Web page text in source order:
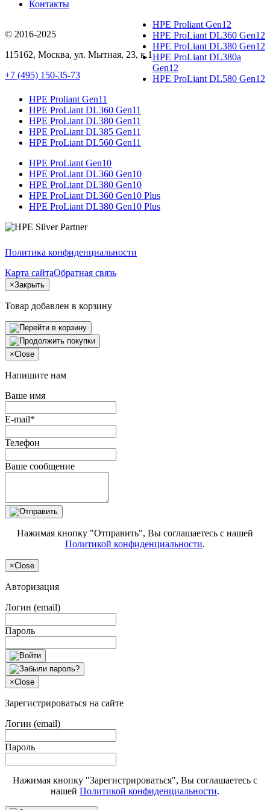
Контакты
© 2016-2025
115162, Москва, ул. Мытная, 23, к.1
+7 (495) 150-35-73
HPE Proliant Gen12
HPE ProLiant DL360 Gen12
HPE ProLiant DL380 Gen12
HPE ProLiant DL380a
Gen12
HPE ProLiant DL580 Gen12
HPE Proliant Gen11
HPE ProLiant DL360 Gen11
HPE ProLiant DL380 Gen11
HPE ProLiant DL385 Gen11
HPE ProLiant DL560 Gen11
HPE ProLiant Gen10
HPE ProLiant DL360 Gen10
HPE ProLiant DL380 Gen10
HPE ProLiant DL360 Gen10 Plus
HPE ProLiant DL380 Gen10 Plus
Политика конфиденциальности
Карта сайтаОбратная связь
×Закрыть
Товар добавлен в корзину
×Close
Напишите нам
Ваше имя
E-mail*
Телефон
Ваше сообщение
Нажимая кнопку "Отправить", Вы соглашаетесь с нашей
Политикой конфиденциальности.
×Close
Авторизация
Логин (email)
Пароль
×Close
Зарегистрироваться на сайте
Логин (email)
Пароль
Нажимая кнопку "Зарегистрироваться", Вы соглашаетесь с
нашей Политикой конфиденциальности.